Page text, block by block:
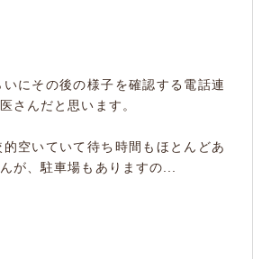
にその後の様子を確認する電話連
さんだと思います。
空いていて待ち時間もほとんどあ
が、駐車場もありますの...